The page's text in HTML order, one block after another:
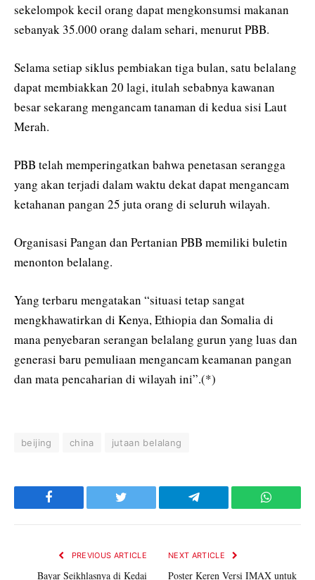
sekelompok kecil orang dapat mengkonsumsi makanan
sebanyak 35.000 orang dalam sehari, menurut PBB.
Selama setiap siklus pembiakan tiga bulan, satu belalang
dapat membiakkan 20 lagi, itulah sebabnya kawanan
besar sekarang mengancam tanaman di kedua sisi Laut
Merah.
PBB telah memperingatkan bahwa penetasan serangga
yang akan terjadi dalam waktu dekat dapat mengancam
ketahanan pangan 25 juta orang di seluruh wilayah.
Organisasi Pangan dan Pertanian PBB memiliki buletin
menonton belalang.
Yang terbaru mengatakan “situasi tetap sangat
mengkhawatirkan di Kenya, Ethiopia dan Somalia di
mana penyebaran serangan belalang gurun yang luas dan
generasi baru pemuliaan mengancam keamanan pangan
dan mata pencaharian di wilayah ini”.(*)
beijing china jutaan belalang
Facebook Twitter Telegram
PREVIOUS ARTICLE
Bayar Seikhlasnya di Kedai
NEXT ARTICLE
Poster Keren Versi IMAX untuk